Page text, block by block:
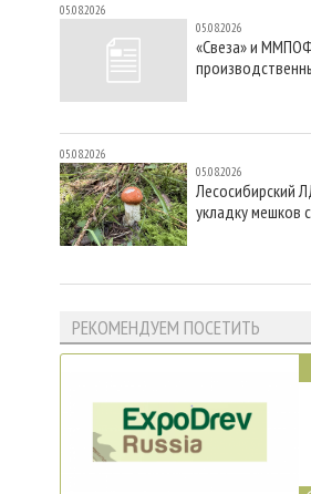
05.08.2026
05.08.2026
«Свеза» и
05.08.2026
05.08.2026
Лесосибирский
укладку мешков
РЕКОМЕНДУЕМ ПОСЕТИТЬ